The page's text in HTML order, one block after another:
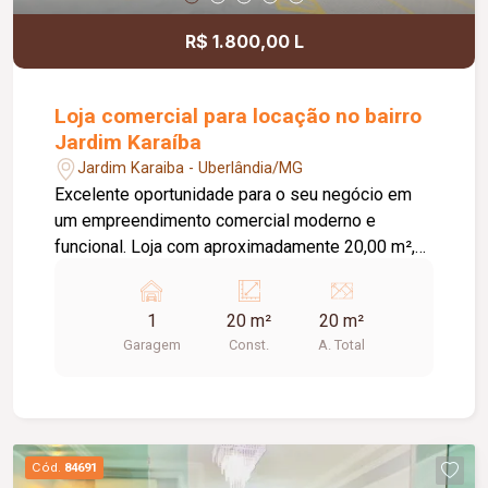
R$ 1.800,00 L
Loja comercial para locação no bairro
Jardim Karaíba
Jardim Karaiba - Uberlândia/MG
Excelente oportunidade para o seu negócio em
um empreendimento comercial moderno e
funcional. Loja com aproximadamente 20,00 m²,
espaço prático, bem estruturado e pronto para
receber clientes. O empreendimento oferece uma
completa infraestrutura compartilhada, contando
comodidade e autonomia para as operações do
dia a dia. Conta ainda com estacionamento
1
Garagem
20 m²
Const.
20 m²
A. Total
Cód. 84691